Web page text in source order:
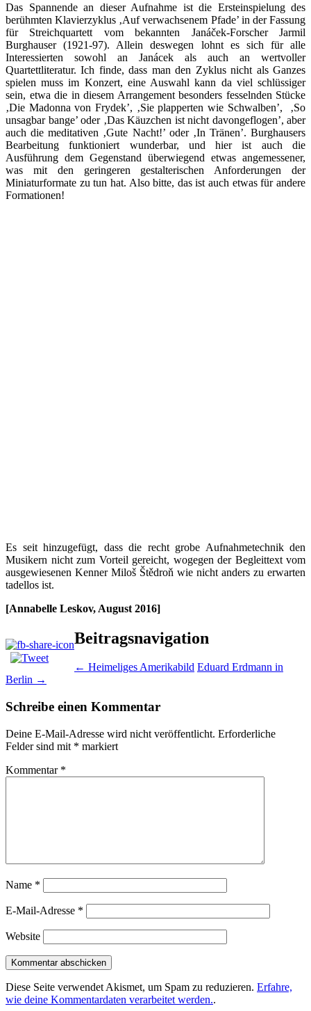
Das Spannende an dieser Aufnahme ist die Ersteinspielung des
berühmten Klavierzyklus ‚Auf verwachsenem Pfade’ in der Fassung
für Streichquartett vom bekannten Janáček-Forscher Jarmil
Burghauser (1921-97). Allein deswegen lohnt es sich für alle
Interessierten sowohl an Janácek als auch an wertvoller
Quartettliteratur. Ich finde, dass man den Zyklus nicht als Ganzes
spielen muss im Konzert, eine Auswahl kann da viel schlüssiger
sein, etwa die in diesem Arrangement besonders fesselnden Stücke
‚Die Madonna von Frydek’, ‚Sie plapperten wie Schwalben’, ‚So
unsagbar bange’ oder ‚Das Käuzchen ist nicht davongeflogen’, aber
auch die meditativen ‚Gute Nacht!’ oder ‚In Tränen’. Burghausers
Bearbeitung funktioniert wunderbar, und hier ist auch die
Ausführung dem Gegenstand überwiegend etwas angemessener,
was mit den geringeren gestalterischen Anforderungen der
Miniaturformate zu tun hat. Also bitte, das ist auch etwas für andere
Formationen!
Es seit hinzugefügt, dass die recht grobe Aufnahmetechnik den
Musikern nicht zum Vorteil gereicht, wogegen der Begleittext vom
ausgewiesenen Kenner Miloš Štědroň wie nicht anders zu erwarten
tadellos ist.
[Annabelle Leskov, August 2016]
Beitragsnavigation
← Heimeliges Amerikabild Eduard Erdmann in
Berlin →
Schreibe einen Kommentar
Deine E-Mail-Adresse wird nicht veröffentlicht. Erforderliche
Felder sind mit * markiert
Kommentar *
Name *
E-Mail-Adresse *
Website
Diese Seite verwendet Akismet, um Spam zu reduzieren. Erfahre,
wie deine Kommentardaten verarbeitet werden..